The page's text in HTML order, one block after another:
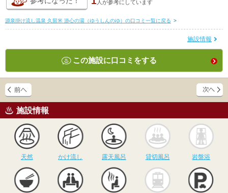
人が参考にしています
源泉掛け流し温泉 久留米 游心の湯（ゆうしんのゆ）の口コミ一覧に戻る >
施設情報
この施設に口コミをする
施設情報
天然
かけ流し
かけ流し
露天風呂
露天風呂
貸切風呂
貸切風呂 岩盤浴
サウナ